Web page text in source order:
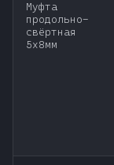
Муфта
продольно-
свёртная
5х8мм